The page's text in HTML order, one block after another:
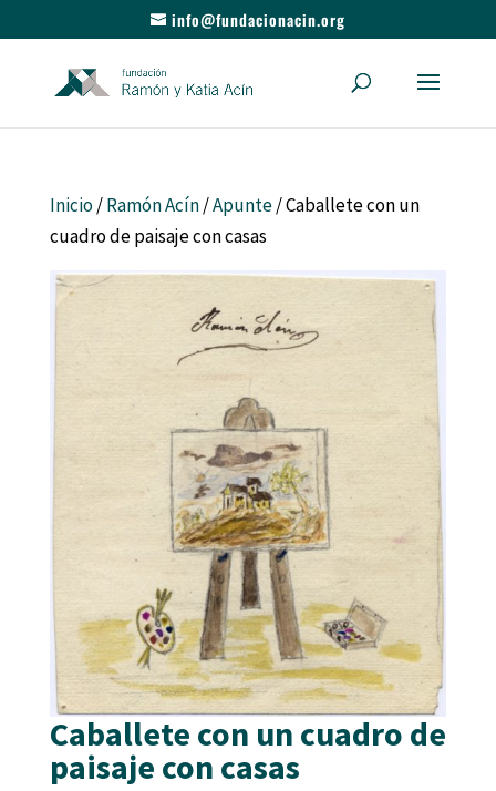
info@fundacionacin.org
Inicio/Ramón Acín/Apunte/ Caballete con un
cuadro de paisaje con casas
Caballete con un cuadro de
paisaje con casas